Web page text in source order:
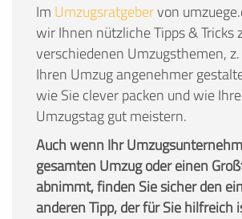
Im Umzugsratgebervon
wir Ihnen nützliche Tipps & Tricks
verschiedenen Umzugsthemen,
Ihren Umzug angenehmer
wie Sie clever packen und wie
Umzugstag gut meistern.
Auch wenn Ihr
gesamten Umzug oder einen
abnimmt, finden Sie sicher den
anderen Tipp, der für Sie hilfreich